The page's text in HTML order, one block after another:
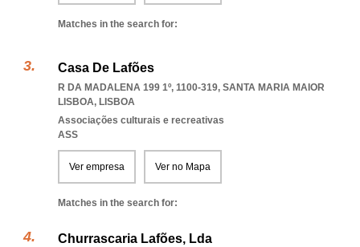
Matches in the search for:
Casa De Lafões
R DA MADALENA 199 1º, 1100-319, SANTA MARIA MAIOR
LISBOA, LISBOA
Associações culturais e recreativas
ASS
Ver empresa Ver no Mapa
Matches in the search for:
Churrascaria Lafões, Lda